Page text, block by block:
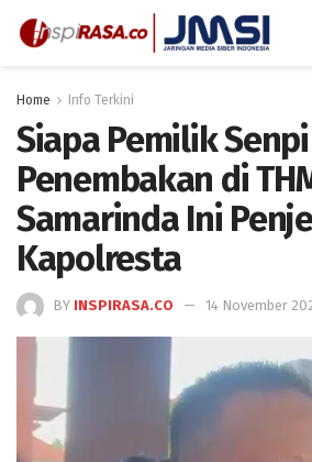
Home Info Terkini
Siapa Pemilik Senpi
Penembakan di
Samarinda Ini
Kapolresta
BY INSPIRASA.CO 14 November